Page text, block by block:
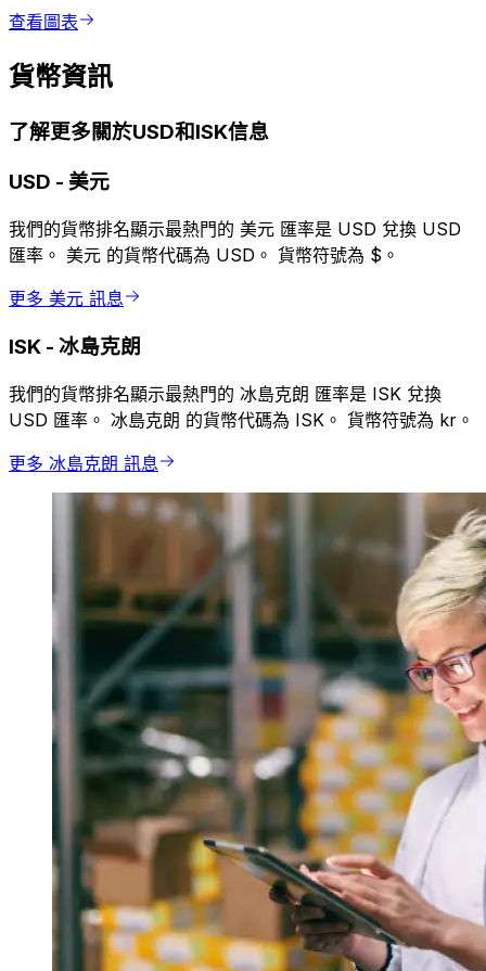
查看圖表
貨幣資訊
了解更多關於USD和ISK信息
USD - 美元
我們的貨幣排名顯示最熱門的 美元 匯率是 USD 兌換 USD
匯率。 美元 的貨幣代碼為 USD。 貨幣符號為 $。
更多 美元 訊息
ISK - 冰島克朗
我們的貨幣排名顯示最熱門的 冰島克朗 匯率是 ISK 兌換
USD 匯率。 冰島克朗 的貨幣代碼為 ISK。 貨幣符號為 kr。
更多 冰島克朗 訊息